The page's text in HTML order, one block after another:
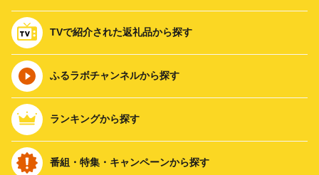
TVで紹介された返礼品から探す
ふるラボチャンネルから探す
ランキングから探す
番組・特集・キャンペーンから探す